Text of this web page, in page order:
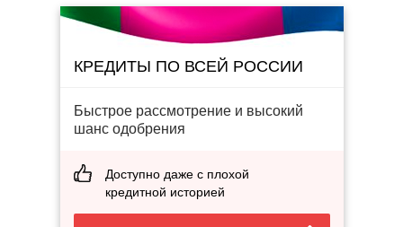
КРЕДИТЫ ПО ВСЕЙ РОССИИ
Быстрое рассмотрение и высокий
шанс одобрения
Доступно даже с плохой
кредитной историей